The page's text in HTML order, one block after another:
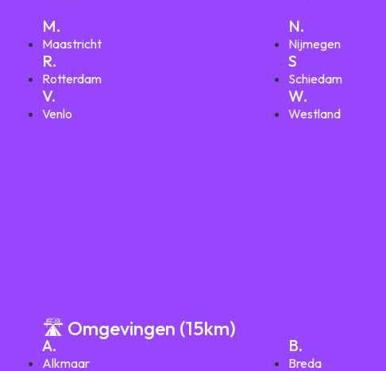
M.
Maastricht
N.
Nijmegen
R.
Rotterdam
S
Schiedam
V.
Venlo
W.
Westland
🛣️ Omgevingen (15km)
A.
Alkmaar
B.
Breda